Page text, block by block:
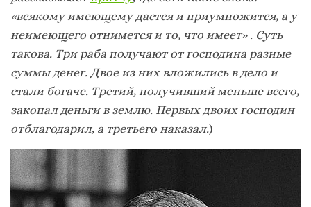
«всякому имеющему дастся и приумножится, а у
неимеющего отнимется и то, что имеет» . Суть
такова. Три раба получают от господина разные
суммы денег. Двое из них вложились в дело и
стали богаче. Третий, получивший меньше всего,
закопал деньги в землю. Первых двоих господин
отблагодарил, а третьего наказал.)